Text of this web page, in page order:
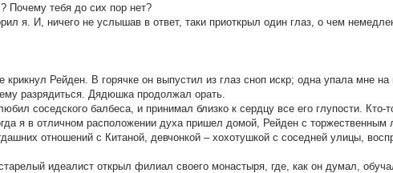
тебя до сих пор нет?
я. И, ничего не услышав в ответ, таки приоткрыл один глаз, о чем
Рейден. В горячке он выпустил из глаз сноп искр; одна упала мне
разрядиться. Дядюшка продолжал орать.
соседского балбеса, и принимал близко к сердцу все его глупости.
я в отличном расположении духа пришел домой, Рейден с
отношений с Китаной, девчонкой – хохотушкой с соседней улицы,
идеалист открыл филиал своего монастыря, где, как он думал,